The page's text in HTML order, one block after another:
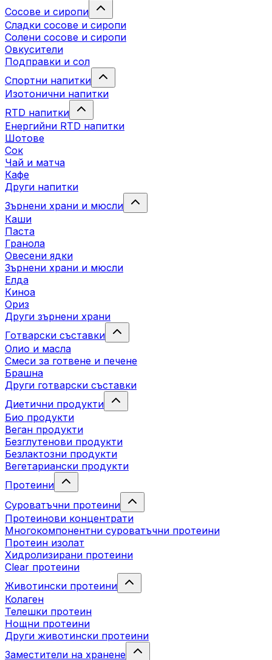
Сосове и сиропи
Сладки сосове и сиропи
Солени сосове и сиропи
Овкусители
Подправки и сол
Спортни напитки
Изотонични напитки
RTD напитки
Енергийни RTD напитки
Шотове
Сок
Чай и матча
Кафе
Други напитки
Зърнени храни и мюсли
Каши
Паста
Гранола
Овесени ядки
Зърнени храни и мюсли
Елда
Киноа
Ориз
Други зърнени храни
Готварски съставки
Олио и масла
Смеси за готвене и печене
Брашна
Други готварски съставки
Диетични продукти
Био продукти
Веган продукти
Безглутенови продукти
Безлактозни продукти
Вегетариански продукти
Протеини
Суроватъчни протеини
Протеинови концентрати
Многокомпонентни суроватъчни протеини
Протеин изолат
Хидролизирани протеини
Clear протеини
Животински протеини
Колаген
Телешки протеин
Нощни протеини
Други животински протеини
Заместители на хранене